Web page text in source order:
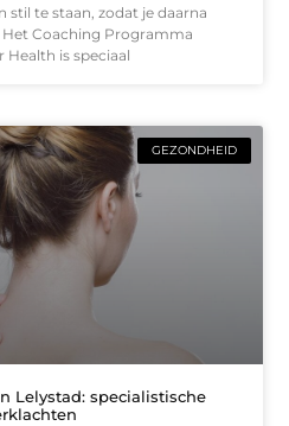
stil te staan, zodat je daarna
Coaching Programma
Health is speciaal
GEZONDHEID
Lelystad: specialistische